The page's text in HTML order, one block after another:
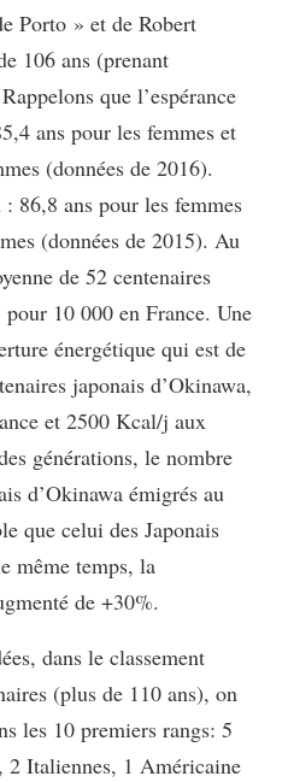
Porto » et de Robert
106 ans (prenant
que l’espérance
ans pour les femmes et
(données de 2016).
86,8 ans pour les femmes
(données de 2015). Au
de 52 centenaires
10 000 en France. Une
énergétique qui est de
japonais d’Okinawa,
et 2500 Kcal/j aux
générations, le nombre
d’Okinawa émigrés au
que celui des Japonais
même temps, la
de +30%.
dans le classement
(plus de 110 ans), on
les 10 premiers rangs: 5
2 Italiennes, 1 Américaine